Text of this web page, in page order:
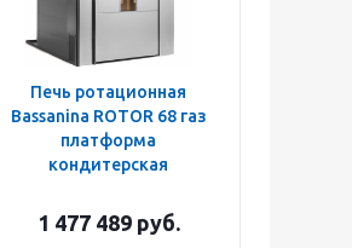
Печь ротационная
Bassanina ROTOR 68 газ
платформа
кондитерская
1 477 489руб.